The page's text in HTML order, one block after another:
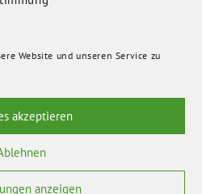
Website und unseren Service zu
akzeptieren
anzeigen